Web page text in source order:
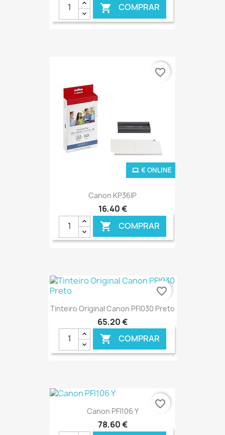
 COMPRAR
Canon KP36IP
16,40 €
 COMPRAR
€ ONLINE
favorite_border
Tinteiro Original Canon PFI030 Preto
65,20 €
 COMPRAR
favorite_border
Canon PFI106 Y
78,60 €
favorite_border